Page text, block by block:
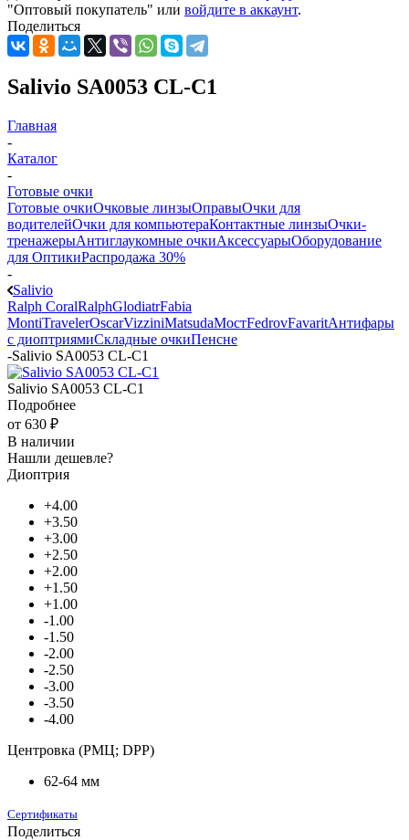
"Оптовый покупатель" или войдите в аккаунт.
Поделиться
Salivio SA0053 CL-C1
Главная
-
Каталог
-
Готовые очки
Готовые очкиОчковые линзыОправыОчки для
водителейОчки для компьютераКонтактные линзыОчки-
тренажерыАнтиглаукомные очкиАксессуарыОборудование
для ОптикиРаспродажа 30%
-
Salivio
Ralph CoralRalphGlodiatrFabia
MontiTravelerOscarVizziniMatsudaМостFedrovFavaritАнтифары
с диоптриямиСкладные очкиПенсне
-Salivio SA0053 CL-C1
Salivio SA0053 CL-C1
Подробнее
от 630 ₽
В наличии
Нашли дешевле?
Диоптрия
+4.00
+3.50
+3.00
+2.50
+2.00
+1.50
+1.00
-1.00
-1.50
-2.00
-2.50
-3.00
-3.50
-4.00
Центровка (РМЦ; DPP)
62-64 мм
Сертификаты
Поделиться